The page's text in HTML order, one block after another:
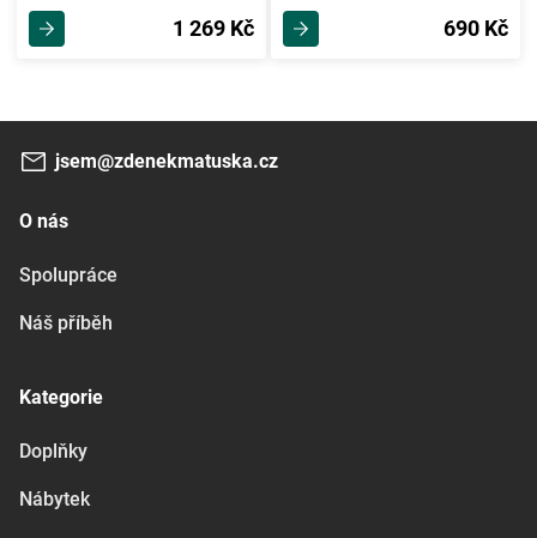
1 269 Kč 690 Kč
jsem@zdenekmatuska.cz
O nás
Spolupráce
Náš příběh
Kategorie
Doplňky
Nábytek